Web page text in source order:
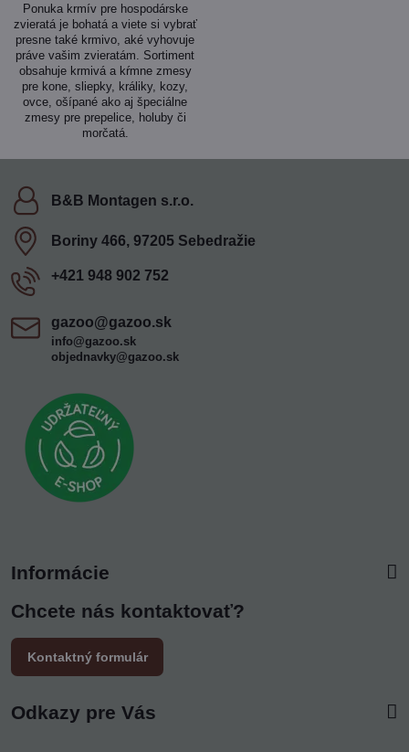
Ponuka krmív pre hospodárske
zvieratá je bohatá a viete si vybrať
presne také krmivo, aké vyhovuje
práve vašim zvieratám. Sortiment
obsahuje krmivá a kŕmne zmesy
pre kone, sliepky, králiky, kozy,
ovce, ošípané ako aj špeciálne
zmesy pre prepelice, holuby či
morčatá.
B&B Montagen s​.r​.o​.
Boriny 466, 97205 Sebedražie
+421 948 902 752
gazoo​@gazoo​.sk
info@gazoo.sk
objednavky@gazoo.sk
Informácie
Chcete nás kontaktovať?
Kontaktný formulár
Odkazy pre Vás